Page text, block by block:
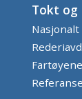
Tokt